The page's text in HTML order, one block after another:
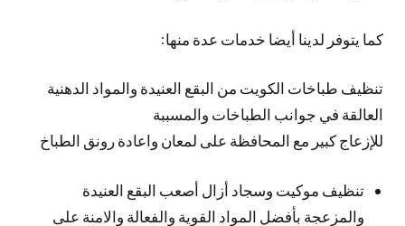
كما يتوفر لدينا أيضا خدمات عدة منها:
تنظيف طباخات الكويت من البقع العنيدة والمواد الدهنية
العالقة في جوانب الطباخات والمسببة
للإزعاج كبير مع المحافظة على لمعان واعادة رونق الطباخ
تنظيف موكيت وسجاد أزال أصعب البقع العنيدة
والمزعجة بأفضل المواد القوية والفعالة والامنة على